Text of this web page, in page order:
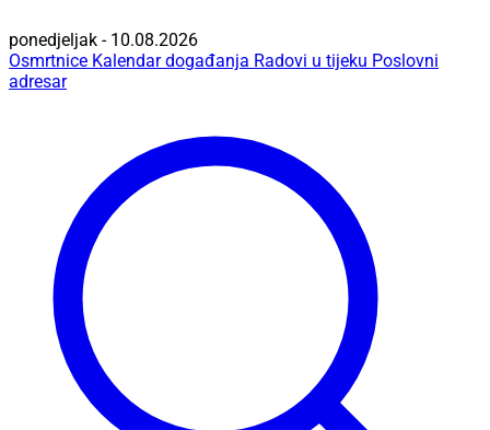
ponedjeljak - 10.08.2026
Osmrtnice Kalendar događanja Radovi u tijeku Poslovni
adresar